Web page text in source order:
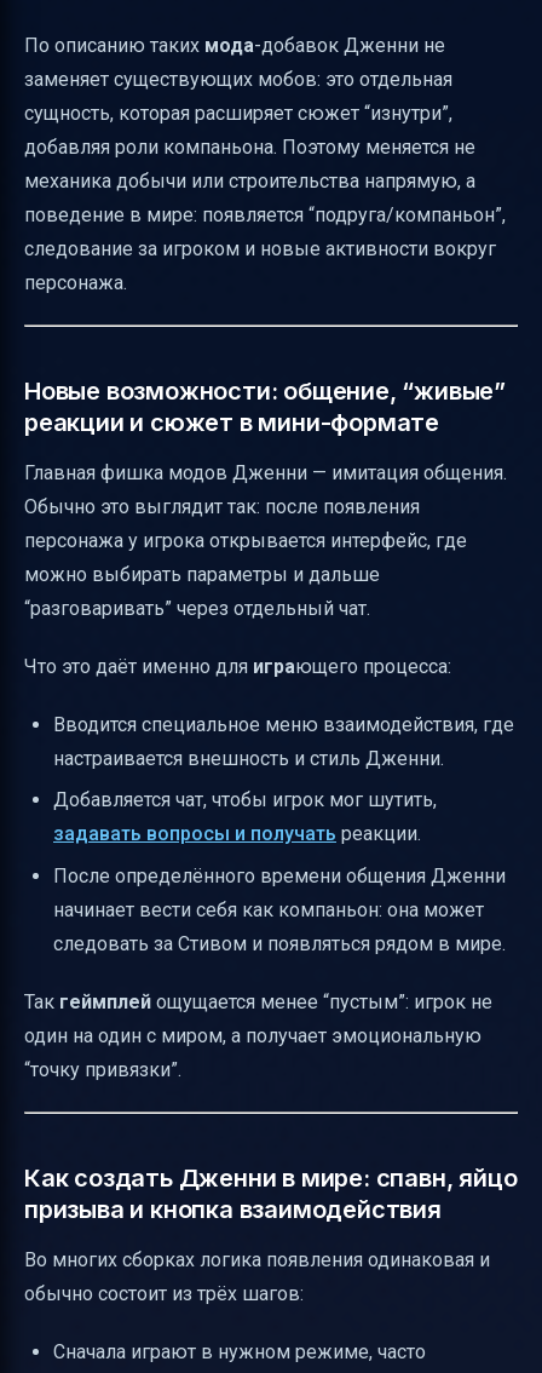
По описанию таких мода-добавок Дженни не
заменяет существующих мобов: это отдельная
сущность, которая расширяет сюжет “изнутри”,
добавляя роли компаньона. Поэтому меняется не
механика добычи или строительства напрямую, а
поведение в мире: появляется “подруга/компаньон”,
следование за игроком и новые активности вокруг
персонажа.
Новые возможности: общение, “живые”
реакции и сюжет в мини-формате
Главная фишка модов Дженни — имитация общения.
Обычно это выглядит так: после появления
персонажа у игрока открывается интерфейс, где
можно выбирать параметры и дальше
“разговаривать” через отдельный чат.
Что это даёт именно для играющего процесса:
Вводится специальное меню взаимодействия, где
настраивается внешность и стиль Дженни.
Добавляется чат, чтобы игрок мог шутить,
задавать вопросы и получать реакции.
После определённого времени общения Дженни
начинает вести себя как компаньон: она может
следовать за Стивом и появляться рядом в мире.
Так геймплей ощущается менее “пустым”: игрок не
один на один с миром, а получает эмоциональную
“точку привязки”.
Как создать Дженни в мире: спавн, яйцо
призыва и кнопка взаимодействия
Во многих сборках логика появления одинаковая и
обычно состоит из трёх шагов:
Сначала играют в нужном режиме, часто